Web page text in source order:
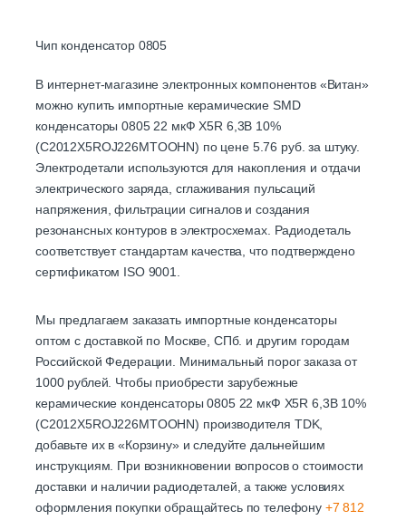
Чип конденсатор 0805
В интернет-магазине электронных компонентов «Витан»
можно купить импортные керамические SMD
конденсаторы 0805 22 мкФ X5R 6,3В 10%
(C2012X5ROJ226MTOOHN) по цене 5.76 руб. за штуку.
Электродетали используются для накопления и отдачи
электрического заряда, сглаживания пульсаций
напряжения, фильтрации сигналов и создания
резонансных контуров в электросхемах. Радиодеталь
соответствует стандартам качества, что подтверждено
сертификатом ISO 9001.
Мы предлагаем заказать импортные конденсаторы
оптом с доставкой по Москве, СПб. и другим городам
Российской Федерации. Минимальный порог заказа от
1000 рублей. Чтобы приобрести зарубежные
керамические конденсаторы 0805 22 мкФ X5R 6,3В 10%
(C2012X5ROJ226MTOOHN) производителя TDK,
добавьте их в «Корзину» и следуйте дальнейшим
инструкциям. При возникновении вопросов о стоимости
доставки и наличии радиодеталей, а также условиях
оформления покупки обращайтесь по телефону +7 812